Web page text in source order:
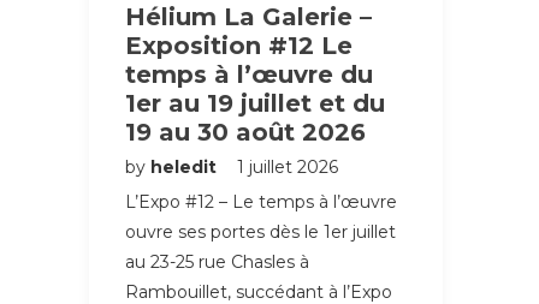
Hélium La Galerie –
Exposition #12 Le
temps à l’œuvre du
1er au 19 juillet et du
19 au 30 août 2026
by heledit
1 juillet 2026
L’Expo #12 – Le temps à l’œuvre
ouvre ses portes dès le 1er juillet
au 23-25 rue Chasles à
Rambouillet, succédant à l’Expo